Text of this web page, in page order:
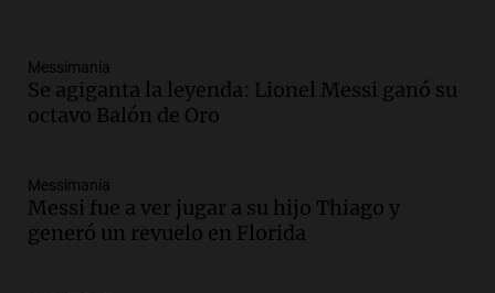
Messimanía
Se agiganta la leyenda: Lionel Messi ganó su
octavo Balón de Oro
Messimanía
Messi fue a ver jugar a su hijo Thiago y
generó un revuelo en Florida